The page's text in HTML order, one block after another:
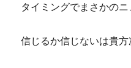
タイミングでまさかのニ
信じるか信じないは貴方